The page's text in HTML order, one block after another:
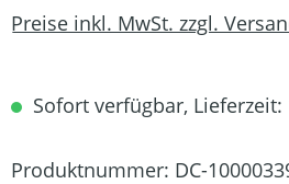
Preise inkl. MwSt. zzgl.
Sofort verfügbar, Lieferzeit:
Produktnummer: DC-